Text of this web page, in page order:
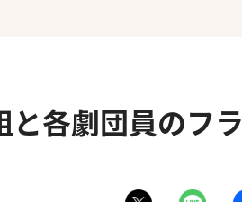
と各劇団員のフラ